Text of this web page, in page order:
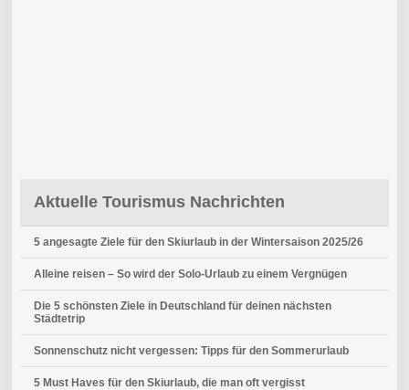
Aktuelle Tourismus Nachrichten
5 angesagte Ziele für den Skiurlaub in der Wintersaison 2025/26
Alleine reisen – So wird der Solo-Urlaub zu einem Vergnügen
Die 5 schönsten Ziele in Deutschland für deinen nächsten
Städtetrip
Sonnenschutz nicht vergessen: Tipps für den Sommerurlaub
5 Must Haves für den Skiurlaub, die man oft vergisst